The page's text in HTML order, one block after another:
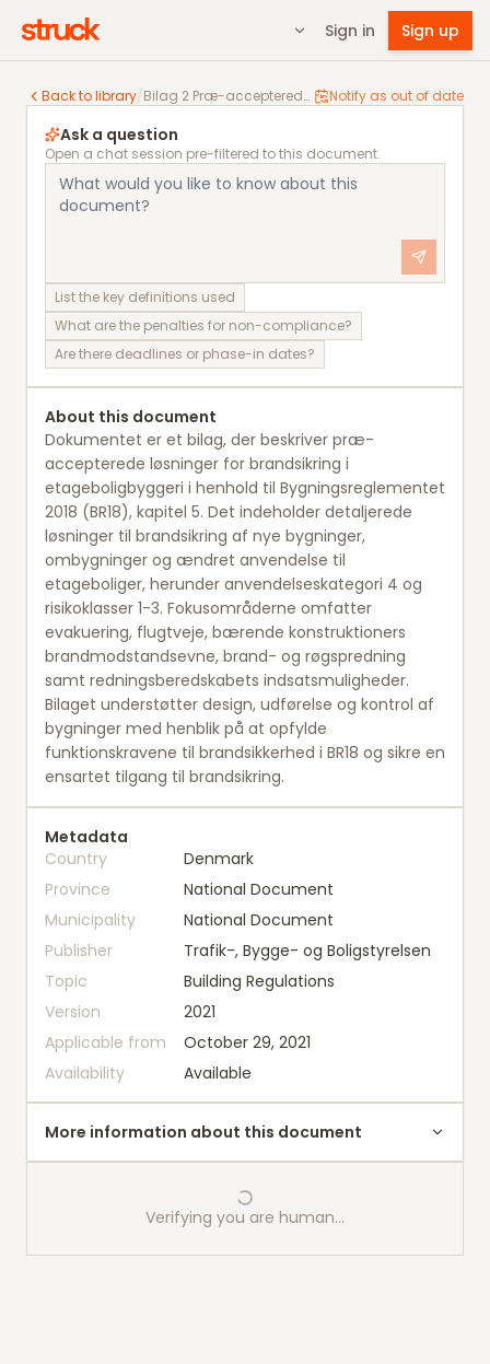
Sign in Sign up
Back to library/ Bilag 2 Præ-accepterede løsninger for etageboligbyggeri Notify as out of date
Bilag 2 Præ-accepterede løsninger for
Ask a question
Open a chat session pre-filtered to this document.
List the key definitions used
What are the penalties for non-compliance?
Are there deadlines or phase-in dates?
About this document
Dokumentet er et bilag, der beskriver præ-
accepterede løsninger for brandsikring i
etageboligbyggeri i henhold til Bygningsreglementet
2018 (BR18), kapitel 5. Det indeholder detaljerede
løsninger til brandsikring af nye bygninger,
ombygninger og ændret anvendelse til
etageboliger, herunder anvendelseskategori 4 og
risikoklasser 1-3. Fokusområderne omfatter
evakuering, flugtveje, bærende konstruktioners
brandmodstandsevne, brand- og røgspredning
samt redningsberedskabets indsatsmuligheder.
Bilaget understøtter design, udførelse og kontrol af
bygninger med henblik på at opfylde
funktionskravene til brandsikkerhed i BR18 og sikre en
ensartet tilgang til brandsikring.
Metadata
Country
Denmark
Province
National Document
Municipality
National Document
Publisher
Trafik-, Bygge- og Boligstyrelsen
Topic
Building Regulations
Version
2021
Applicable from
October 29, 2021
Availability
Available
More information about this document
Verifying you are human…